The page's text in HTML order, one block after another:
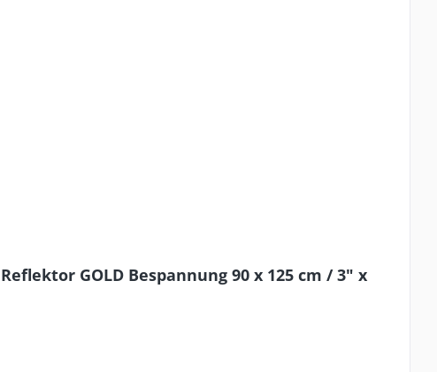
GOLD Bespannung 90 x 125 cm / 3" x